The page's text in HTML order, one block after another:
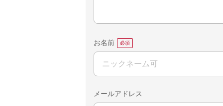
お名前
メールアドレス